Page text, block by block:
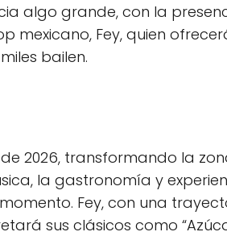
algo grande, con la
mexicano, Fey, quien
bailen.
2026, transformando la
la gastronomía y
Fey, con una
sus clásicos como